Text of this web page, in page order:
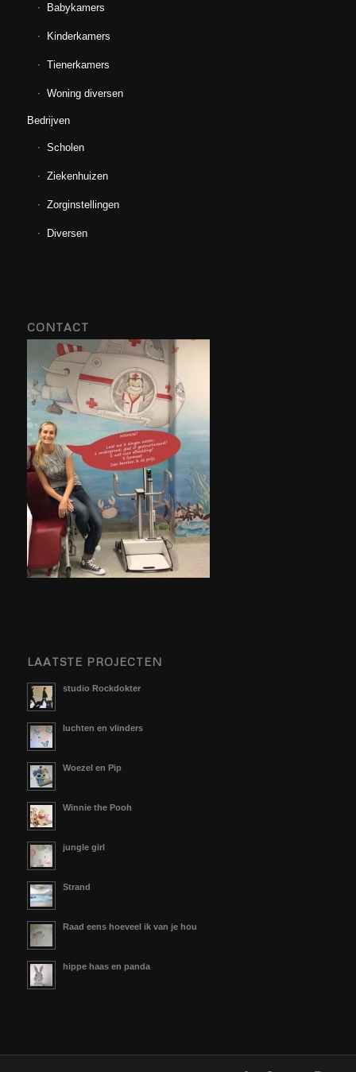
Babykamers
Kinderkamers
Tienerkamers
Woning diversen
Bedrijven
Scholen
Ziekenhuizen
Zorginstellingen
Diversen
CONTACT
LAATSTE PROJECTEN
studio Rockdokter
luchten en vlinders
Woezel en Pip
Winnie the Pooh
jungle girl
Strand
Raad eens hoeveel ik van je hou
hippe haas en panda